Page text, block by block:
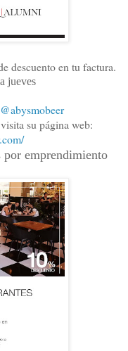
descuento en tu factura.
jueves
@abysmobeer
visita su página web:
emprendimiento